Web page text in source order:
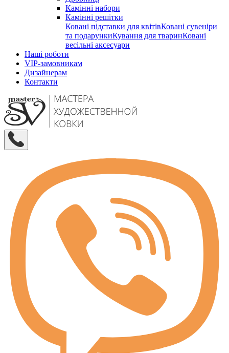
Камінні набори
Камінні решітки
Ковані підставки для квітівКовані сувеніри
та подарункиКування для тваринКовані
весільні аксесуари
Наші роботи
VIP-замовникам
Дизайнерам
Контакти